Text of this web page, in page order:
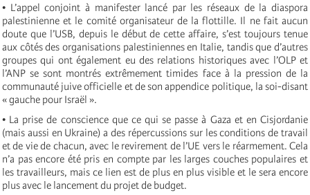
• L’appel conjoint à manifester lancé par les réseaux de la diaspora
palestinienne et le comité organisateur de la flottille. Il ne fait aucun
doute que l’USB, depuis le début de cette affaire, s’est toujours tenue
aux côtés des organisations palestiniennes en Italie, tandis que d’autres
groupes qui ont également eu des relations historiques avec l’OLP et
l’ANP se sont montrés extrêmement timides face à la pression de la
communauté juive officielle et de son appendice politique, la soi-disant
« gauche pour Israël ».
• La prise de conscience que ce qui se passe à Gaza et en Cisjordanie
(mais aussi en Ukraine) a des répercussions sur les conditions de travail
et de vie de chacun, avec le revirement de l’UE vers le réarmement. Cela
n’a pas encore été pris en compte par les larges couches populaires et
les travailleurs, mais ce lien est de plus en plus visible et le sera encore
plus avec le lancement du projet de budget.